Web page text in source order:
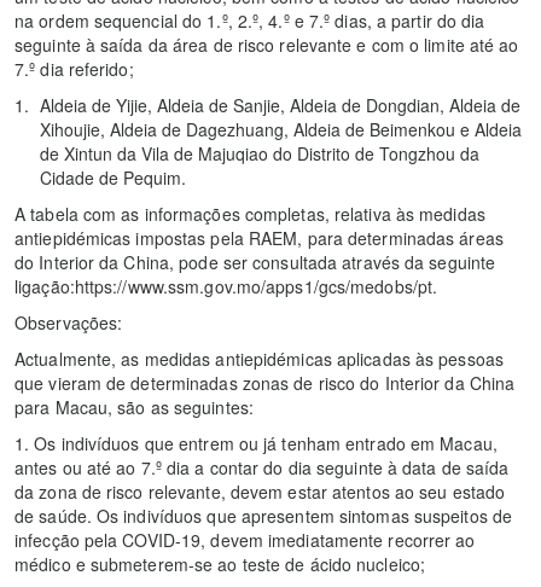
na ordem sequencial do 1.º, 2.º, 4.º e 7.º dias, a partir do dia
seguinte à saída da área de risco relevante e com o limite até ao
7.º dia referido;
Aldeia de Yijie, Aldeia de Sanjie, Aldeia de Dongdian, Aldeia de
Xihoujie, Aldeia de Dagezhuang, Aldeia de Beimenkou e Aldeia
de Xintun da Vila de Majuqiao do Distrito de Tongzhou da
Cidade de Pequim.
A tabela com as informações completas, relativa às medidas
antiepidémicas impostas pela RAEM, para determinadas áreas
do Interior da China, pode ser consultada através da seguinte
ligação:https://www.ssm.gov.mo/apps1/gcs/medobs/pt.
Observações:
Actualmente, as medidas antiepidémicas aplicadas às pessoas
que vieram de determinadas zonas de risco do Interior da China
para Macau, são as seguintes:
1. Os indivíduos que entrem ou já tenham entrado em Macau,
antes ou até ao 7.º dia a contar do dia seguinte à data de saída
da zona de risco relevante, devem estar atentos ao seu estado
de saúde. Os indivíduos que apresentem sintomas suspeitos de
infecção pela COVID-19, devem imediatamente recorrer ao
médico e submeterem-se ao teste de ácido nucleico;